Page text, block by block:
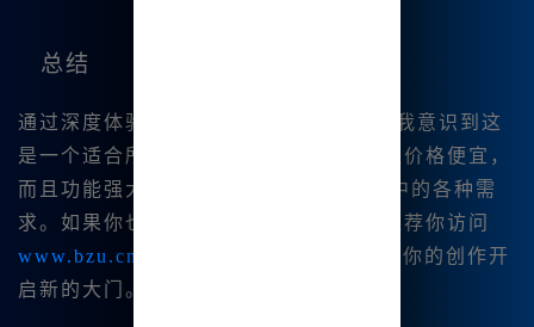
总结
通过深度体验
，我意识到这
是一个适合所有艺术创作者的工具。不仅价格便宜，
而且功能强大，能够满足我在创 作过程中的各种需
求。如果你也想从绘画中获益，我强烈推荐你访问
www.bzu.cn
体验这一工具，它一定会为你的创作开
启新的大门。